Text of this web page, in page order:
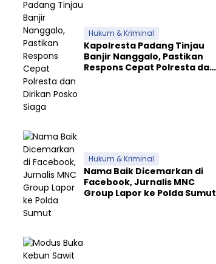
Hukum & Kriminal
Kapolresta Padang Tinjau
Banjir Nanggalo, Pastikan
Respons Cepat Polresta dan
Hukum & Kriminal
Nama Baik Dicemarkan di
Facebook, Jurnalis MNC
Group Lapor ke Polda Sumut